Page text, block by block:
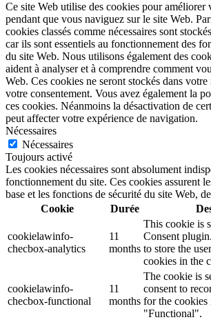
Ce site Web utilise des cookies pour améliorer
pendant que vous naviguez sur le site Web.
cookies classés comme nécessaires sont
car ils sont essentiels au fonctionnement des
du site Web. Nous utilisons également des
aident à analyser et à comprendre comment
Web. Ces cookies ne seront stockés dans
votre consentement. Vous avez également la
ces cookies. Néanmoins la désactivation de
peut affecter votre expérience de navigation.
Nécessaires
Nécessaires
Toujours activé
Les cookies nécessaires sont absolument
fonctionnement du site. Ces cookies assurent
base et les fonctions de sécurité du site Web,
Cookie
Durée
cookielawinfo-
checbox-analytics
11
months
This cookie is
Consent
to store the
cookies in the
cookielawinfo-
checbox-functional
11
months
The cookie is
consent to
for the cookies
"Functional".